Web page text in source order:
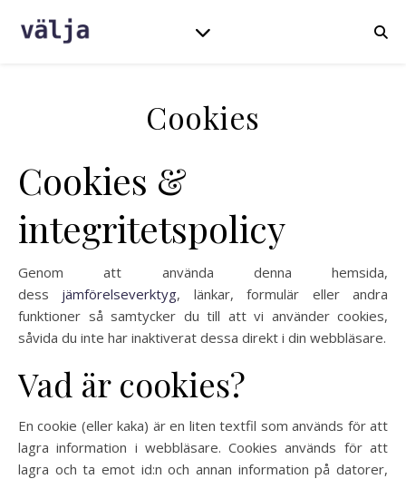
Cookies
Cookies &
integritetspolicy
Genom att använda denna hemsida,
dess jämförelseverktyg, länkar, formulär eller andra
funktioner så samtycker du till att vi använder cookies,
såvida du inte har inaktiverat dessa direkt i din webbläsare.
Vad är cookies?
En cookie (eller kaka) är en liten textfil som används för att
lagra information i webbläsare. Cookies används för att
lagra och ta emot id:n och annan information på datorer,